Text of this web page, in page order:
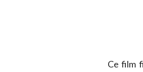
Ce film